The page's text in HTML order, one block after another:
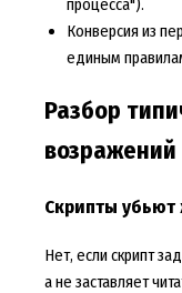
процесса").
Конверсия из
единым
Разбор
Скрипты
Нет, если скрипт
а не заставляет